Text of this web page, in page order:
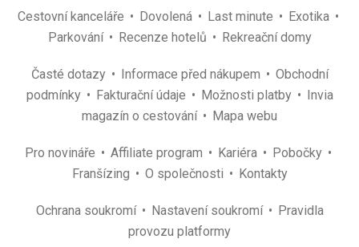
Cestovní kanceláře Dovolená Last minute
Exotika
Parkování
Recenze hotelů Rekreační domy
Časté dotazy Informace před nákupem
Obchodní
podmínky
Fakturační údaje Možnosti platby
Invia
magazín o cestování
Mapa webu
Pro novináře Affiliate program Kariéra
Pobočky
Franšízing
O společnosti Kontakty
Ochrana soukromí Nastavení soukromí
Pravidla
provozu platformy